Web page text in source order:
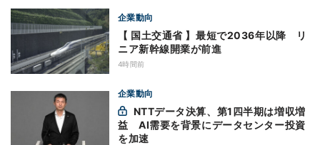
企業動向
【 国土交通省 】最短で2036年以降 リ
ニア新幹線開業が前進
4時間前
企業動向
益 AI需要を背景にデータセンター投資
を加速